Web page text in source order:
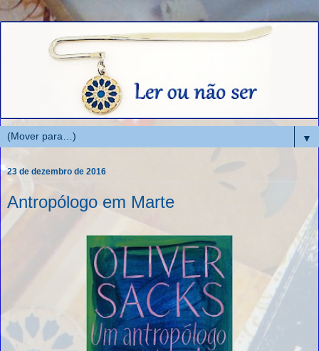
▼
23 de dezembro de 2016
Antropólogo em Marte